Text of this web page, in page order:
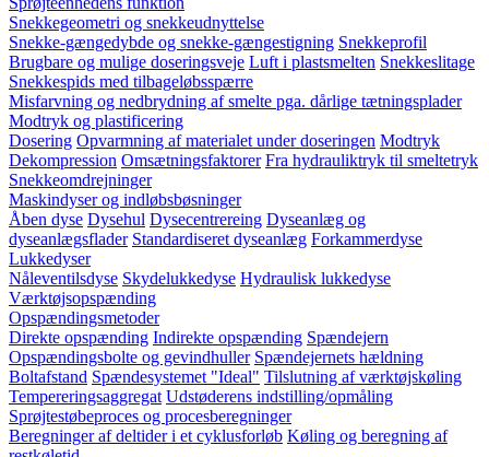
Snekkegeometri og snekkeudnyttelse
Snekke-gængedybde og snekke-gængestigning Snekkeprofil
Brugbare og mulige doseringsveje Luft i plastsmelten Snekkeslitage
Snekkespids med tilbageløbsspærre
Misfarvning og nedbrydning af smelte pga. dårlige tætningsplader
Modtryk og plastificering
Dosering Opvarmning af materialet under doseringen Modtryk
Dekompression Omsætningsfaktorer Fra hydrauliktryk til smeltetryk
Snekkeomdrejninger
Maskindyser og indløbsbøsninger
Åben dyse Dysehul Dysecentrereing Dyseanlæg og
dyseanlægsflader Standardiseret dyseanlæg Forkammerdyse
Lukkedyser
Nåleventilsdyse Skydelukkedyse Hydraulisk lukkedyse
Værktøjsopspænding
Opspændingsmetoder
Direkte opspænding Indirekte opspænding Spændejern
Opspændingsbolte og gevindhuller Spændejernets hældning
Boltafstand Spændesystemet "Ideal" Tilslutning af værktøjskøling
Tempereringsaggregat Udstøderens indstilling/opmåling
Sprøjtestøbeproces og procesberegninger
Beregninger af deltider i et cyklusforløb Køling og beregning af